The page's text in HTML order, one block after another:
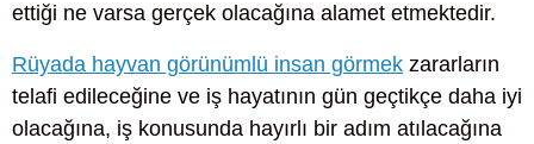
ettiği ne varsa gerçek olacağına alamet etmektedir.
Rüyada hayvan görünümlü insan görmek zararların
telafi edileceğine ve iş hayatının gün geçtikçe daha iyi
olacağına, iş konusunda hayırlı bir adım atılacağına